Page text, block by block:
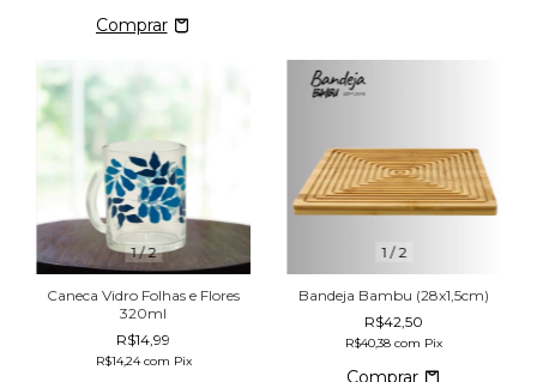
1/2
Caneca Vidro Folhas e Flores
320ml
R$14,99
R$14,24com Pix
1 /2
Bandeja Bambu (28x1,5cm)
R$42,50
R$40,38 com Pix